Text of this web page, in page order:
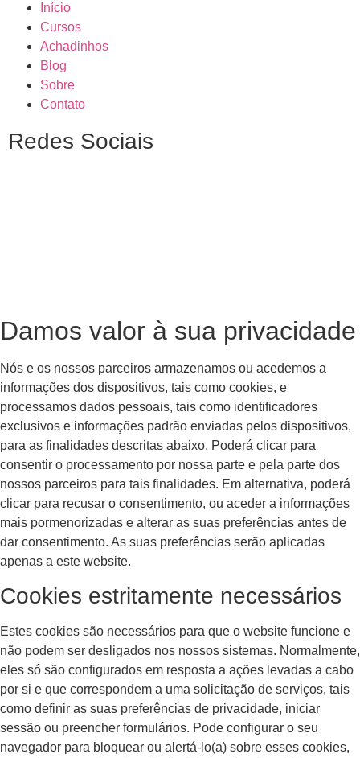
Início
Cursos
Achadinhos
Blog
Sobre
Contato
Redes Sociais
Damos valor à sua privacidade
Nós e os nossos parceiros armazenamos ou acedemos a
informações dos dispositivos, tais como cookies, e
processamos dados pessoais, tais como identificadores
exclusivos e informações padrão enviadas pelos dispositivos,
para as finalidades descritas abaixo. Poderá clicar para
consentir o processamento por nossa parte e pela parte dos
nossos parceiros para tais finalidades. Em alternativa, poderá
clicar para recusar o consentimento, ou aceder a informações
mais pormenorizadas e alterar as suas preferências antes de
dar consentimento. As suas preferências serão aplicadas
apenas a este website.
Cookies estritamente necessários
Estes cookies são necessários para que o website funcione e
não podem ser desligados nos nossos sistemas. Normalmente,
eles só são configurados em resposta a ações levadas a cabo
por si e que correspondem a uma solicitação de serviços, tais
como definir as suas preferências de privacidade, iniciar
sessão ou preencher formulários. Pode configurar o seu
navegador para bloquear ou alertá-lo(a) sobre esses cookies,